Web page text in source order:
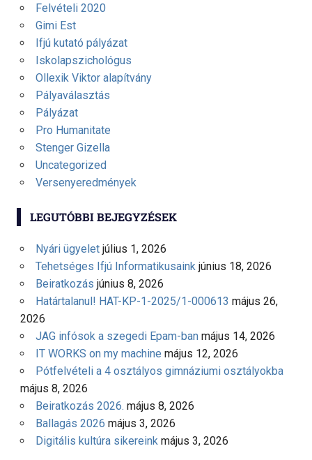
Felvételi 2020
Gimi Est
Ifjú kutató pályázat
Iskolapszichológus
Ollexik Viktor alapítvány
Pályaválasztás
Pályázat
Pro Humanitate
Stenger Gizella
Uncategorized
Versenyeredmények
LEGUTÓBBI BEJEGYZÉSEK
Nyári ügyelet július 1, 2026
Tehetséges Ifjú Informatikusaink június 18, 2026
Beiratkozás június 8, 2026
Határtalanul! HAT-KP-1-2025/1-000613 május 26,
2026
JAG infósok a szegedi Epam-ban május 14, 2026
IT WORKS on my machine május 12, 2026
Pótfelvételi a 4 osztályos gimnáziumi osztályokba
május 8, 2026
Beiratkozás 2026. május 8, 2026
Ballagás 2026 május 3, 2026
Digitális kultúra sikereink május 3, 2026